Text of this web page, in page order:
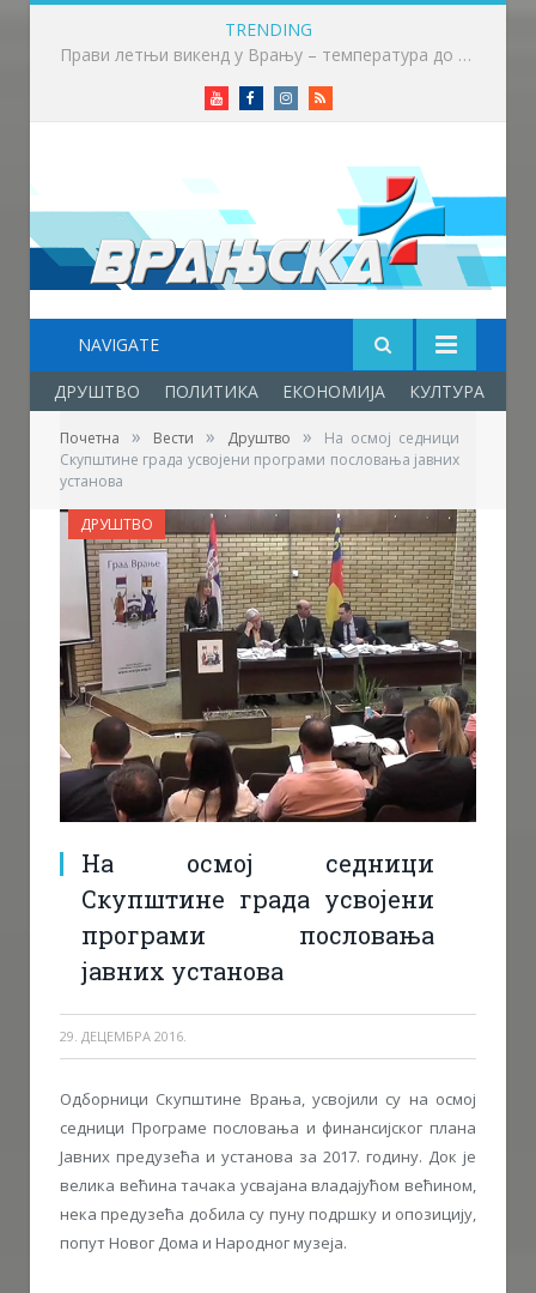
TRENDING
Почео семинар за судије и делегате Српске лиге „Исток“ у Крушевцу
YoutubeFacebookInstagram
RSS
NAVIGATE
ДРУШТВО ПОЛИТИКА ЕКОНОМИЈА КУЛТУРА
Почетна » Вести » Друштво »
На осмој седници
Скупштине града усвојени програми пословања јавних
установа
На осмој седници
Скупштине града усвојени
програми пословања
јавних установа
29. ДЕЦЕМБРА 2016.
ДРУШТВО
Одборници Скупштине Врања, усвојили су на осмој
седници Програме пословања и финансијског плана
Јавних предузећа и установа за 2017. годину. Док је
велика већина тачака усвајана владајућом већином,
нека предузећа добила су пуну подршку и опозицију,
попут Новог Дома и Народног музеја.